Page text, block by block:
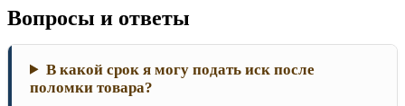
Вопросы и ответы
В какой срок я могу подать иск после
поломки товара?